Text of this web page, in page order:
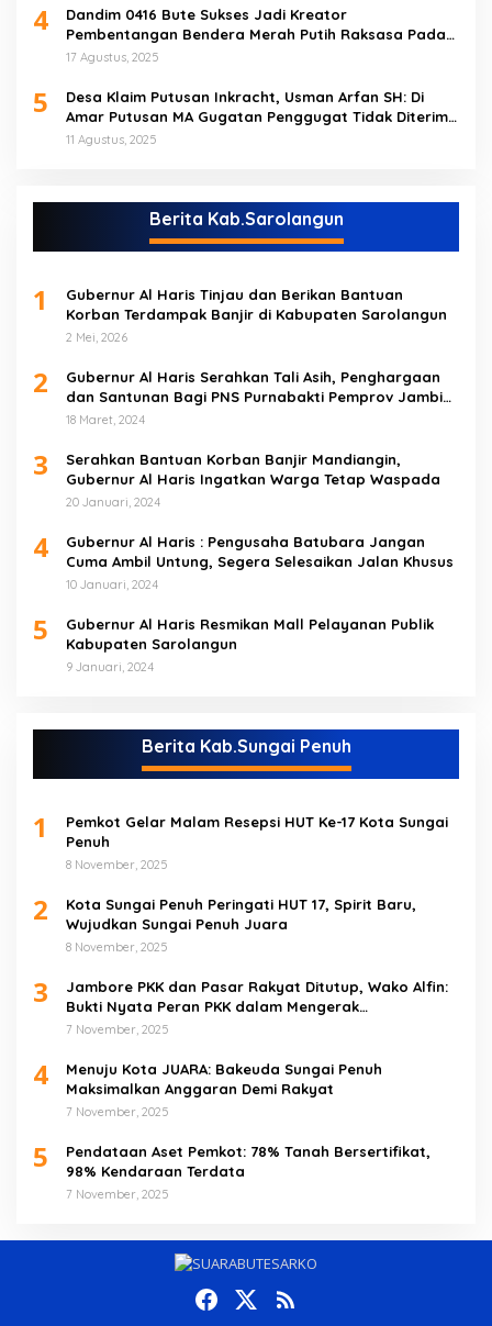
4
Dandim 0416 Bute Sukses Jadi Kreator
Pembentangan Bendera Merah Putih Raksasa Pada
Peringatan HUT RI ke 80 di Tebo
17 Agustus, 2025
5
Desa Klaim Putusan Inkracht, Usman Arfan SH: Di
Amar Putusan MA Gugatan Penggugat Tidak Diterima
(NO)
11 Agustus, 2025
Berita Kab.Sarolangun
1
Gubernur Al Haris Tinjau dan Berikan Bantuan
Korban Terdampak Banjir di Kabupaten Sarolangun
2 Mei, 2026
2
Gubernur Al Haris Serahkan Tali Asih, Penghargaan
dan Santunan Bagi PNS Purnabakti Pemprov Jambi
Yang Berada di Sarolangun
18 Maret, 2024
3
Serahkan Bantuan Korban Banjir Mandiangin,
Gubernur Al Haris Ingatkan Warga Tetap Waspada
20 Januari, 2024
4
Gubernur Al Haris : Pengusaha Batubara Jangan
Cuma Ambil Untung, Segera Selesaikan Jalan Khusus
10 Januari, 2024
5
Gubernur Al Haris Resmikan Mall Pelayanan Publik
Kabupaten Sarolangun
9 Januari, 2024
Berita Kab.Sungai Penuh
1
Pemkot Gelar Malam Resepsi HUT Ke-17 Kota Sungai
Penuh
8 November, 2025
2
Kota Sungai Penuh Peringati HUT 17, Spirit Baru,
Wujudkan Sungai Penuh Juara
8 November, 2025
3
Jambore PKK dan Pasar Rakyat Ditutup, Wako Alfin:
Bukti Nyata Peran PKK dalam Mengerak
Perekonomian Masyarakat
7 November, 2025
4
Menuju Kota JUARA: Bakeuda Sungai Penuh
Maksimalkan Anggaran Demi Rakyat
7 November, 2025
5
Pendataan Aset Pemkot: 78% Tanah Bersertifikat,
98% Kendaraan Terdata
7 November, 2025